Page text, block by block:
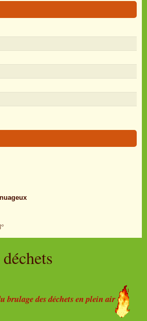
brulage des déchets en plein air